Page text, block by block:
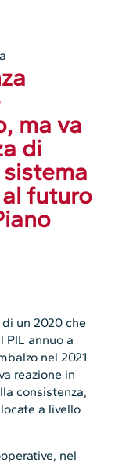
ma va
di
futuro
un 2020 che
PIL annuo a
nel 2021
reazione in
consistenza,
a livello
nel